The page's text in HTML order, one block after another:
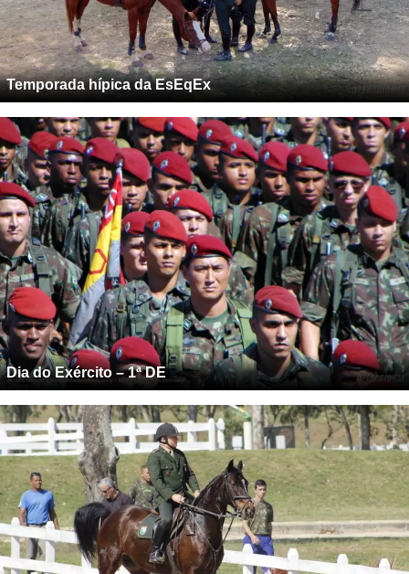
Temporada hípica da EsEqEx
Dia do Exército – 1ª DE